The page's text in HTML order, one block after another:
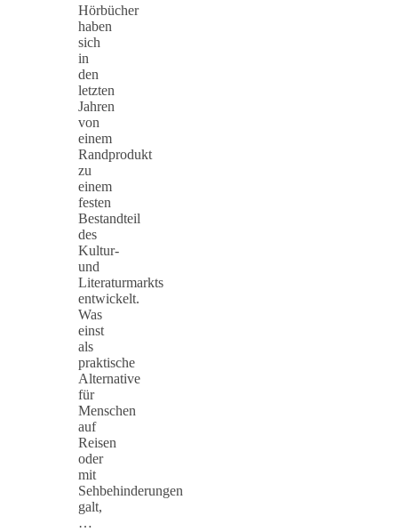
Hörbücher
haben
sich
in
den
letzten
Jahren
von
einem
Randprodukt
zu
einem
festen
Bestandteil
des
Kultur-
und
Literaturmarkts
entwickelt.
Was
einst
als
praktische
Alternative
für
Menschen
auf
Reisen
oder
mit
Sehbehinderungen
galt,
…